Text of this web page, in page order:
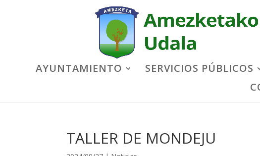
AYUNTAMIENTO SERVICIOS PÚBLICOS
TALLER DE MONDEJU